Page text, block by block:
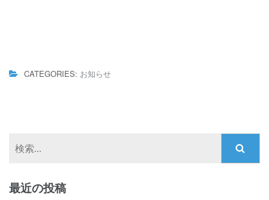
CATEGORIES: お知らせ
最近の投稿